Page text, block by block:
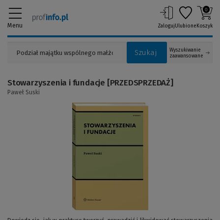
Menu
Szukaj
Wyszukiwanie
zaawansowane
ZalogujUlubione
0
Koszyk
(Link
Stowarzyszenia i fundacje [PRZEDSPRZEDAŻ]
Paweł Suski